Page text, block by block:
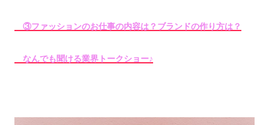
③ファッションのお仕事の内容は？ブランドの作り方は？
なんでも聞ける業界トークショー♪